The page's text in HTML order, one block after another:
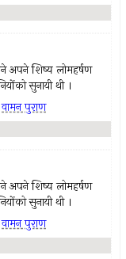
अपने शिष्य लोमहर्षण
सुनायी थी ।
वामन पुराण
अपने शिष्य लोमहर्षण
सुनायी थी ।
वामन पुराण